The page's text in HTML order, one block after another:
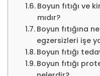
Boyun fıtığı ve
mıdır?
Boyun fıtığına
egzersizleri işe
Boyun fıtığı
Boyun fıtığı